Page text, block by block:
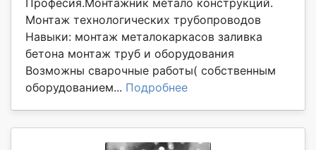
Монтаж технологических трубопроводов
Навыки: монтаж металокаркасов заливка
бетона монтаж труб и оборудования
Возможны сварочные работы( собственным
оборудованием... Подробнее